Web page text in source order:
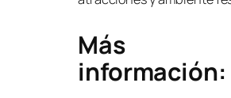
Más
información: